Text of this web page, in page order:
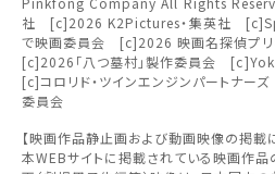
チケットの予約状況の確認及び
下記リンクよりご確認ください。
中部
近畿
社 [c]2026 K2Pictures・集英社
で映画委員会 [c]2026 映画名探偵プリ
[c]2026「八つ墓村」製作委員会
[c]コロリド・ツインエンジンパートナー
委員会
【映画作品静止画および動画映像の掲載
本WEBサイトに掲載されている映画作品
閉じる
閉じる